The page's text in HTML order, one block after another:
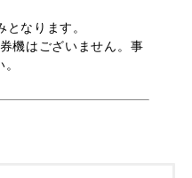
なります。
機はございません。事